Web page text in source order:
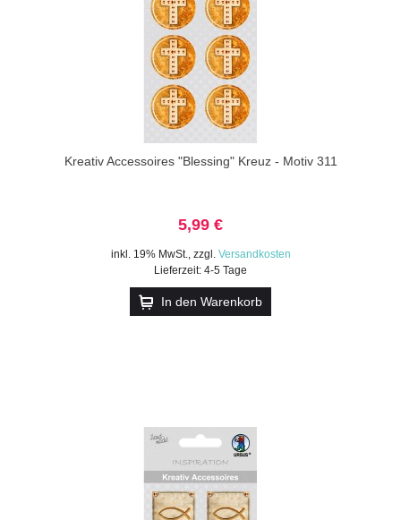
Kreativ Accessoires "Blessing" Kreuz - Motiv 311
5,99 €
inkl. 19% MwSt., zzgl. Versandkosten
Lieferzeit: 4-5 Tage
In den Warenkorb